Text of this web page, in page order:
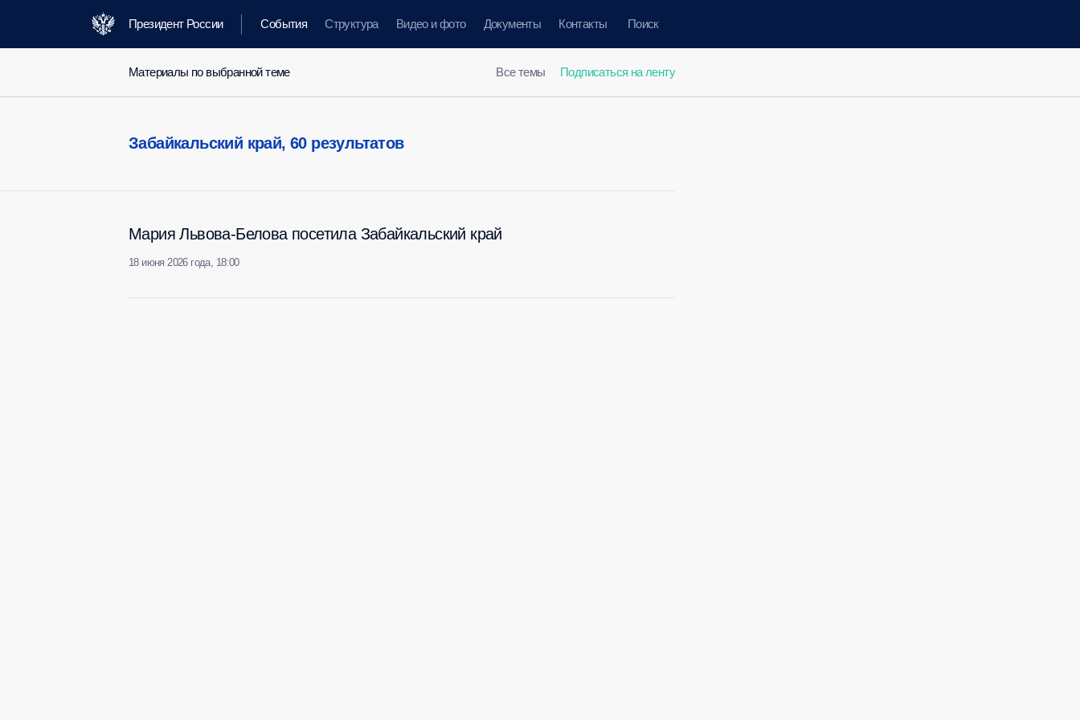
Президент России События Структура Видео и фото Документы Контакты Поиск
Все темы Подписаться на ленту
Материалы по выбранной теме
Забайкальский край, 60 результатов
Мария Львова-Белова посетила Забайкальский край
18 июня 2026 года, 18:00